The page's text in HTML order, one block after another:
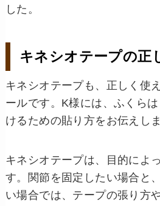
した。
キネシオテープの正
キネシオテープも、正しく使
ールです。K様には、ふくら
けるための貼り方をお伝えしま
キネシオテープは、目的によ
す。関節を固定したい場合と
い場合では、テープの張り方